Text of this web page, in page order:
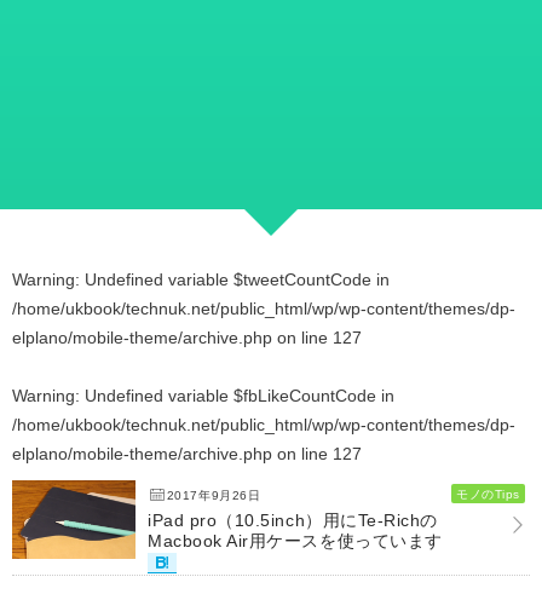
Warning: Undefined variable $tweetCountCode in
/home/ukbook/technuk.net/public_html/wp/wp-content/themes/dp-
elplano/mobile-theme/archive.php on line 127
Warning: Undefined variable $fbLikeCountCode in
/home/ukbook/technuk.net/public_html/wp/wp-content/themes/dp-
elplano/mobile-theme/archive.php on line 127
2017年9月26日 モノのTips
iPad pro（10.5inch）用にTe-Richの
Macbook Air用ケースを使っています